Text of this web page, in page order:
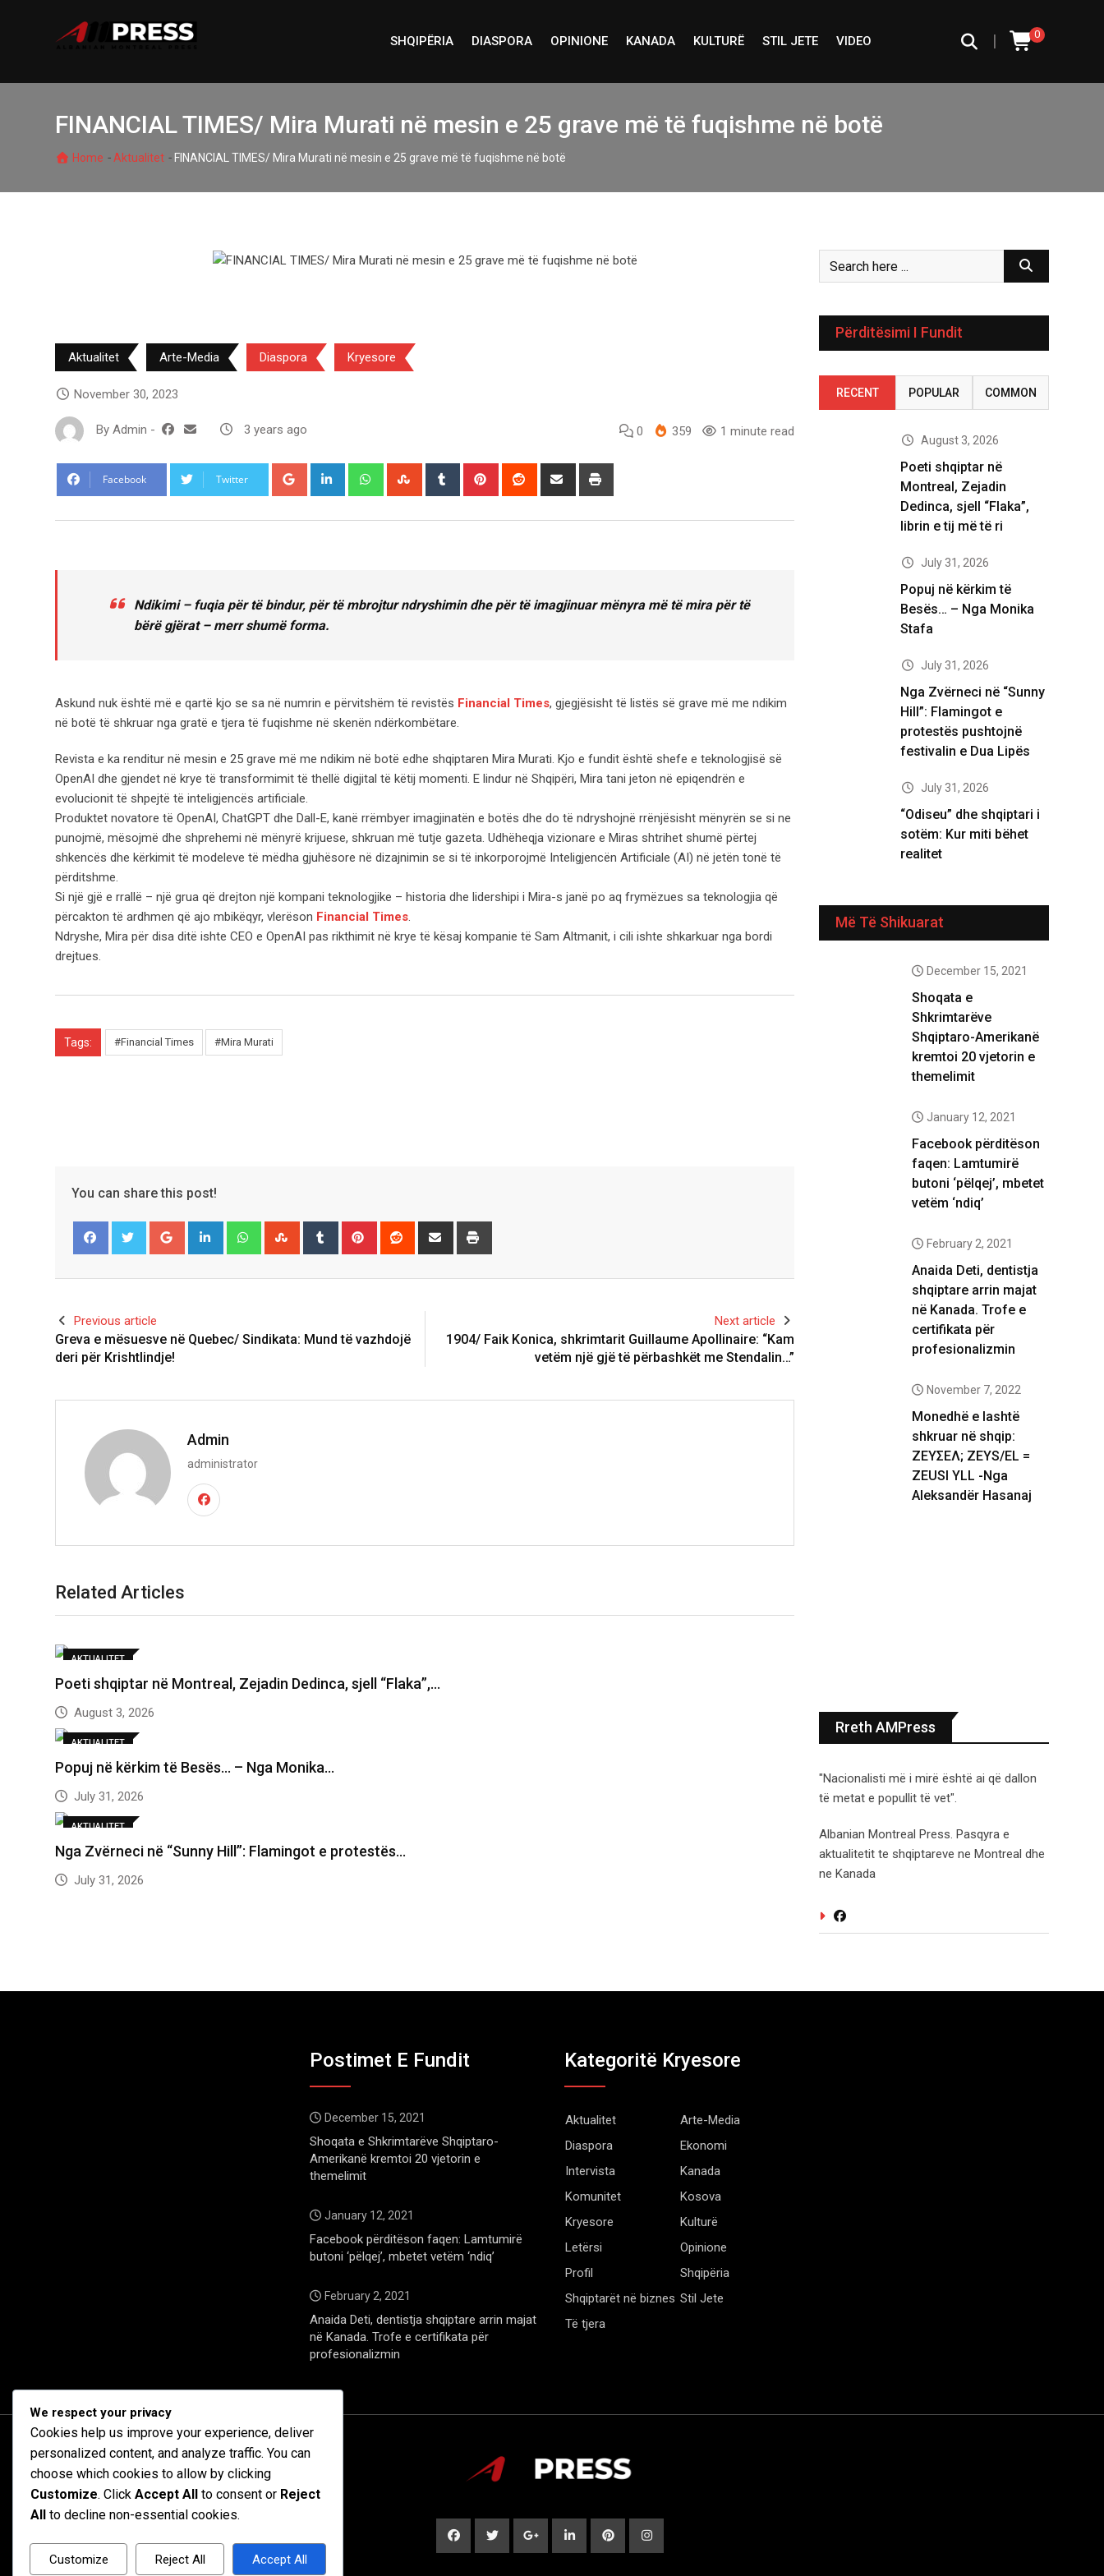
SHQIPËRIA DIASPORA OPINIONE KANADA KULTURË STIL JETE VIDEO 0
|
FINANCIAL TIMES/ Mira Murati në mesin e 25 grave më të fuqishme në botë
Home - Aktualitet- FINANCIAL TIMES/ Mira Murati në mesin e 25 grave më të fuqishme në botë
Aktualitet Arte-Media Diaspora Kryesore
November 30, 2023
By Admin - 3 years ago 0 359 1 minute read
Facebook Twitter Google+ LinkedIn WhatsappStumbleUpon
Tumblr Pinterest Reddit
Share
Ndikimi – fuqia për të bindur, për të mbrojtur ndryshimin dhe për të imagjinuar mënyra më të mira për të
bërë gjërat – merr shumë forma.
Askund nuk është më e qartë kjo se sa në numrin e përvitshëm të revistës Financial Times, gjegjësisht të listës së grave më me ndikim
në botë të shkruar nga gratë e tjera të fuqishme në skenën ndërkombëtare.
Revista e ka renditur në mesin e 25 grave më me ndikim në botë edhe shqiptaren Mira Murati. Kjo e fundit është shefe e teknologjisë së
OpenAI dhe gjendet në krye të transformimit të thellë digjital të këtij momenti. E lindur në Shqipëri, Mira tani jeton në epiqendrën e
evolucionit të shpejtë të inteligjencës artificiale.
Produktet novatore të OpenAI, ChatGPT dhe Dall-E, kanë rrëmbyer imagjinatën e botës dhe do të ndryshojnë rrënjësisht mënyrën se si ne
punojmë, mësojmë dhe shprehemi në mënyrë krijuese, shkruan më tutje gazeta. Udhëheqja vizionare e Miras shtrihet shumë përtej
shkencës dhe kërkimit të modeleve të mëdha gjuhësore në dizajnimin se si të inkorporojmë Inteligjencën Artificiale (AI) në jetën tonë të
përditshme.
Si një gjë e rrallë – një grua që drejton një kompani teknologjike – historia dhe lidershipi i Mira-s janë po aq frymëzues sa teknologjia që
përcakton të ardhmen që ajo mbikëqyr, vlerëson Financial Times.
Ndryshe, Mira për disa ditë ishte CEO e OpenAI pas rikthimit në krye të kësaj kompanie të Sam Altmanit, i cili ishte shkarkuar nga bordi
drejtues.
Tags: #Financial Times #Mira Murati
You can share this post!
Google+ LinkedIn WhatsappStumbleUpon
Tumblr Pinterest Reddit
Share
Previous article
Greva e mësuesve në Quebec/ Sindikata: Mund të vazhdojë
deri për Krishtlindje!
Next article
1904/ Faik Konica, shkrimtarit Guillaume Apollinaire: “Kam
vetëm një gjë të përbashkët me Stendalin…”
Admin
administrator
Related Articles
AKTUALITET
Poeti shqiptar në Montreal, Zejadin Dedinca, sjell “Flaka”,…
August 3, 2026
AKTUALITET
Popuj në kërkim të Besës… – Nga Monika…
July 31, 2026
AKTUALITET
Nga Zvërneci në “Sunny Hill”: Flamingot e protestës…
July 31, 2026
Përditësimi I Fundit
RECENT POPULAR COMMON
August 3, 2026
Poeti shqiptar në
Montreal, Zejadin
Dedinca, sjell “Flaka”,
librin e tij më të ri
July 31, 2026
Popuj në kërkim të
Besës… – Nga Monika
Stafa
July 31, 2026
Nga Zvërneci në “Sunny
Hill”: Flamingot e
protestës pushtojnë
festivalin e Dua Lipës
July 31, 2026
“Odiseu” dhe shqiptari i
sotëm: Kur miti bëhet
realitet
Më Të Shikuarat
December 15, 2021
Shoqata e
Shkrimtarëve
Shqiptaro-Amerikanë
kremtoi 20 vjetorin e
themelimit
January 12, 2021
Facebook përditëson
faqen: Lamtumirë
butoni ‘pëlqej’, mbetet
vetëm ‘ndiq’
February 2, 2021
Anaida Deti, dentistja
shqiptare arrin majat
në Kanada. Trofe e
certifikata për
profesionalizmin
November 7, 2022
Monedhë e lashtë
shkruar në shqip:
ΖΕΥΣΕΛ; ZEYS/EL =
ZEUSI YLL -Nga
Aleksandër Hasanaj
Rreth AMPress
"Nacionalisti më i mirë është ai që dallon
të metat e popullit të vet".
Albanian Montreal Press. Pasqyra e
aktualitetit te shqiptareve ne Montreal dhe
ne Kanada
Postimet E Fundit
December 15, 2021
Shoqata e Shkrimtarëve Shqiptaro-
Amerikanë kremtoi 20 vjetorin e
themelimit
January 12, 2021
Facebook përditëson faqen: Lamtumirë
butoni ‘pëlqej’, mbetet vetëm ‘ndiq’
February 2, 2021
Anaida Deti, dentistja shqiptare arrin majat
në Kanada. Trofe e certifikata për
profesionalizmin
Kategoritë Kryesore
Aktualitet
Arte-Media
Diaspora
Ekonomi
Intervista
Kanada
Komunitet
Kosova
Kryesore
Kulturë
Letërsi
Opinione
Profil
Shqipëria
Shqiptarët në biznes Stil Jete
Të tjera
We respect your privacy
Cookies help us improve your experience, deliver
personalized content, and analyze traffic. You can
choose which cookies to allow by clicking
Customize. Click Accept All to consent or Reject
All
to decline non-essential cookies.
Customize Reject All Accept All